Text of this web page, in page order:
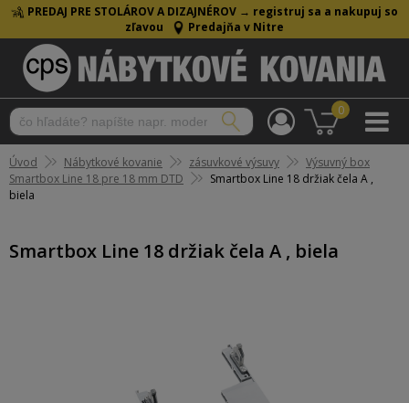
PREDAJ PRE STOLÁROV A DIZAJNÉROV → registruj sa a nakupuj so
zľavou
Predajňa v Nitre
0
Úvod Nábytkové kovanie zásuvkové výsuvy
Výsuvný box
Smartbox Line 18 pre 18 mm DTD
Smartbox Line 18 držiak čela A ,
biela
Smartbox Line 18 držiak čela A , biela